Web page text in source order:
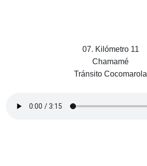
07. Kilómetro 11
Chamamé
Tránsito Cocomarola